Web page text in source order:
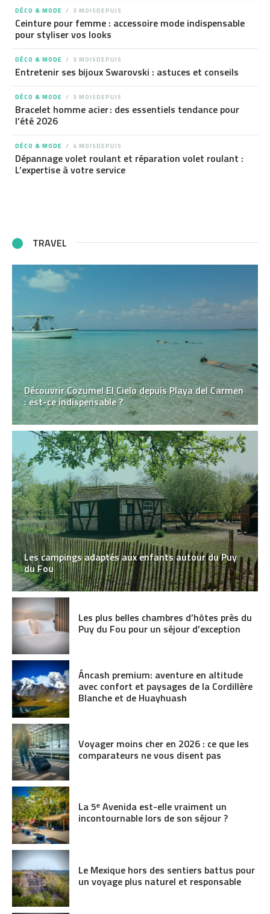
DÉCO & MODE 3 MOISDEPUIS
Ceinture pour femme : accessoire mode indispensable
pour styliser vos looks
DÉCO & MODE 3 MOISDEPUIS
Entretenir ses bijoux Swarovski : astuces et conseils
DÉCO & MODE 3 MOISDEPUIS
Bracelet homme acier : des essentiels tendance pour
l’été 2026
DÉCO & MODE 4 MOISDEPUIS
Dépannage volet roulant et réparation volet roulant :
L’expertise à votre service
TRAVEL
Découvrir Cozumel El Cielo depuis Playa del Carmen
: est-ce indispensable ?
Les campings adaptés aux enfants autour du Puy
du Fou
Les plus belles chambres d’hôtes près du
Puy du Fou pour un séjour d’exception
Áncash premium: aventure en altitude
avec confort et paysages de la Cordillère
Blanche et de Huayhuash
Voyager moins cher en 2026 : ce que les
comparateurs ne vous disent pas
La 5ᵉ Avenida est-elle vraiment un
incontournable lors de son séjour ?
Le Mexique hors des sentiers battus pour
un voyage plus naturel et responsable